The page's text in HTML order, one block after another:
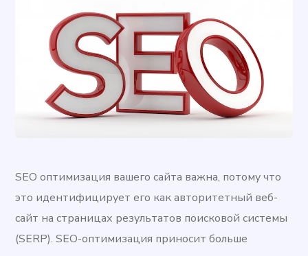
SEO оптимизация вашего сайта важна, потому что
это идентифицирует его как авторитетный веб-
сайт на страницах результатов поисковой системы
(SERP). SEO-оптимизация приносит больше